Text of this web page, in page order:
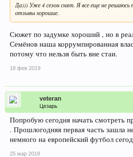
Да))) Уже 4 сезон снят. Я все еще не решаюсь
отзывы хорошие.
Сюжет по задумке хороший , но в
Семёнов наша коррумпированная
потому что нельзя быть вне стаи.
18 фев 2019
veteran
Цезарь
Попробую сегодня начать смотреть
. Прошлогодняя первая часть зашла
немного на европейский футбол
25 мар 2019